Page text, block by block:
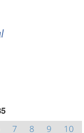
7 8 9
10